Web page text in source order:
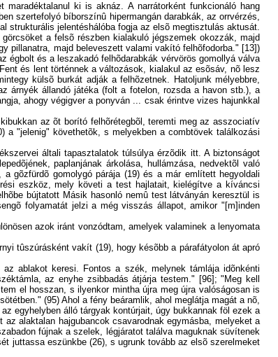
ki is aknáz. A narrátorként funkcionáló hang
szertefolyó bíborszínû hipermangán darabkák, az orrvérzés,
strukturális jelentéshálóba fogja az elsõ megtisztulás aktusát.
a felsõ részben kialakuló jégszemek okozzák, majd
pillanatra, majd beleveszett valami vakító felhõfodorba." [13])
égbolt és a leszakadó felhõdarabkák vérvörös gomollyá válva
és lent történnek a változások, kialakul az esõsáv, nõ lesz
külsõ burkát adják a felhõzetnek. Hatoljunk mélyebbre,
árnyék állandó játéka (folt a fotelon, rozsda a havon stb.), a
ahogy végigver a ponyván ... csak érintve vizes hajunkkal
az õt borító felhõrétegbõl, teremti meg az asszociatív
a "jelenig" követhetõk, s melyekben a combtövek találkozási
általi tapasztalatok túlsúlya érzõdik itt. A biztonságot
paplanjának árkolása, hullámzása, nedvektõl való
gõzfürdõ gomolygó párája (19) és a már említett hegyoldali
eszköz, mely követi a test hajlatait, kielégítve a kíváncsi
bújtatott Másik hasonló nemû test látványán keresztül is
folyamatát jelzi a még visszás állapot, amikor "[m]inden
azok iránt vonzódtam, amelyek valaminek a lenyomata
tûszúrásként vakít (19), hogy késõbb a párafátyolon át apró
ablakot keresi. Fontos a szék, melynek támlája idõnkénti
az enyhe zsibbadás átjárja testem." [96]; "Meg kell
el hosszan, s ilyenkor mintha újra meg újra valóságosan is
(95) Ahol a fény beáramlik, ahol meglátja magát a nõ,
egyhelyben álló tárgyak kontúrjait, úgy bukkannak föl ezek a
alaktalan hajgubancok csavarodnak egymásba, melyeket a
fújnak a szelek, légjáratot találva maguknak süvítenek
juttassa eszünkbe (26), s ugrunk tovább az elsõ szerelmeket